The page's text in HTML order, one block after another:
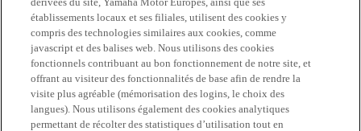
établissements locaux et ses filiales, utilisent des cookies y
compris des technologies similaires aux cookies, comme
javascript et des balises web. Nous utilisons des cookies
fonctionnels contribuant au bon fonctionnement de notre site, et
offrant au visiteur des fonctionnalités de base afin de rendre la
visite plus agréable (mémorisation des logins, le choix des
langues). Nous utilisons également des cookies analytiques
permettant de récolter des statistiques d’utilisation tout en